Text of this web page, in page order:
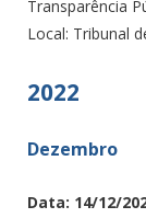
Transparência
Local: Tribunal
2022
Dezembro
Data: 14/12/